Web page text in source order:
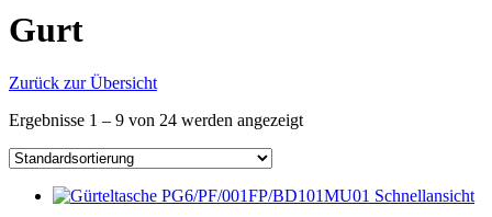
Gurt
Zurück zur Übersicht
Ergebnisse 1 – 9 von 24 werden angezeigt
Schnellansicht